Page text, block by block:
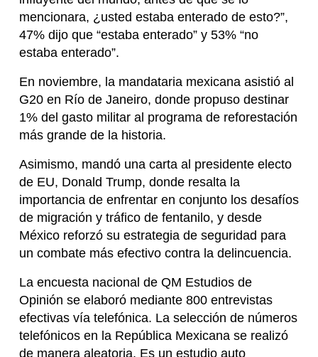
mencionara, ¿usted estaba enterado de esto?”,
47% dijo que “estaba enterado” y 53% “no
estaba enterado”.
En noviembre, la mandataria mexicana asistió al
G20 en Río de Janeiro, donde propuso destinar
1% del gasto militar al programa de reforestación
más grande de la historia.
Asimismo, mandó una carta al presidente electo
de EU, Donald Trump, donde resalta la
importancia de enfrentar en conjunto los desafíos
de migración y tráfico de fentanilo, y desde
México reforzó su estrategia de seguridad para
un combate más efectivo contra la delincuencia.
La encuesta nacional de QM Estudios de
Opinión se elaboró mediante 800 entrevistas
efectivas vía telefónica. La selección de números
telefónicos en la República Mexicana se realizó
de manera aleatoria. Es un estudio auto